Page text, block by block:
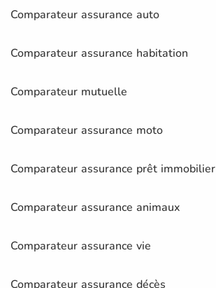
Comparateur assurance auto
Comparateur assurance habitation
Comparateur mutuelle
Comparateur assurance moto
Comparateur assurance prêt immobilier
Comparateur assurance animaux
Comparateur assurance vie
Comparateur assurance décès